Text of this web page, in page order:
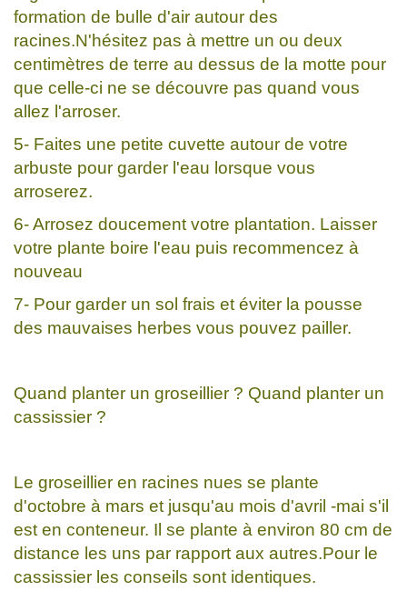
formation de bulle d'air autour des
racines.N'hésitez pas à mettre un ou deux
centimètres de terre au dessus de la motte pour
que celle-ci ne se découvre pas quand vous
allez l'arroser.
5- Faites une petite cuvette autour de votre
arbuste pour garder l'eau lorsque vous
arroserez.
6- Arrosez doucement votre plantation. Laisser
votre plante boire l'eau puis recommencez à
nouveau
7- Pour garder un sol frais et éviter la pousse
des mauvaises herbes vous pouvez pailler.
Quand planter un groseillier ? Quand planter un
cassissier ?
Le groseillier en racines nues se plante
d'octobre à mars et jusqu'au mois d'avril -mai s'il
est en conteneur. Il se plante à environ 80 cm de
distance les uns par rapport aux autres.Pour le
cassissier les conseils sont identiques.